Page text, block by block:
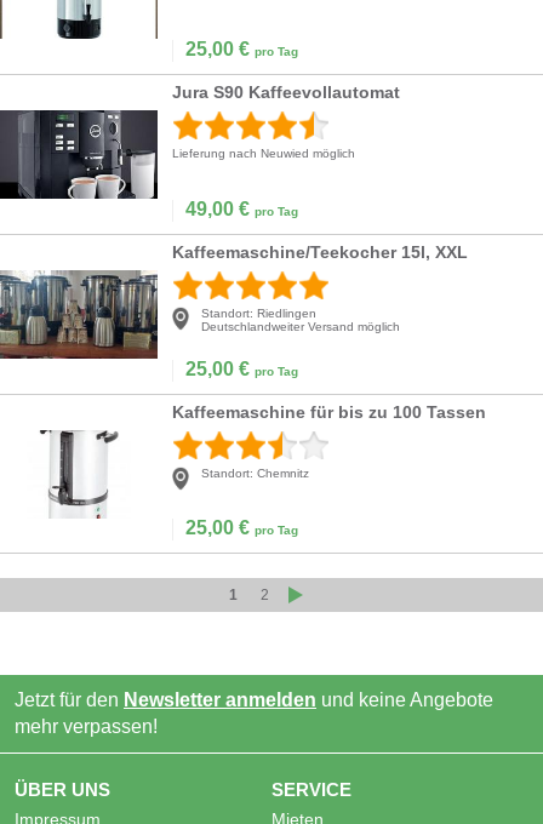
25,00 € pro Tag
Jura S90 Kaffeevollautomat
Lieferung nach Neuwied möglich
49,00 € pro Tag
Kaffeemaschine/Teekocher 15l, XXL
Standort: Riedlingen
Deutschlandweiter Versand möglich
25,00 € pro Tag
Kaffeemaschine für bis zu 100 Tassen
Standort: Chemnitz
25,00 € pro Tag
1 2
Jetzt für den Newsletter anmelden und keine Angebote
mehr verpassen!
ÜBER UNS
Impressum
SERVICE
Mieten